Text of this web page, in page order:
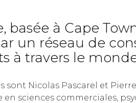
basée à Cape
un réseau de
à travers le
sont Nicolas Pascarel et
en sciences commerciales,